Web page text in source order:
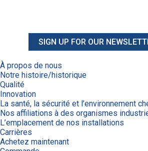
SIGN UP FOR OUR
À propos de nous
Notre histoire/historique
Qualité
Innovation
La santé, la sécurité et l’environnement
Nos affiliations à des organismes
L’emplacement de nos installations
Carrières
Achetez maintenant